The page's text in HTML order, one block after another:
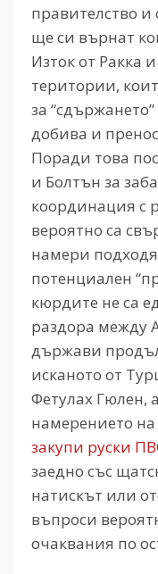
правителство
ще си върнат
Изток от Ракка
територии,
за
добива и
Поради това
и Болтън за
координация с
вероятно са
намери
потенциален
кюрдите не са
раздора между
държави
исканото от
Фетулах Гюлен,
намерението
закупи руски
заедно със
натискът или
въпроси
очаквания по